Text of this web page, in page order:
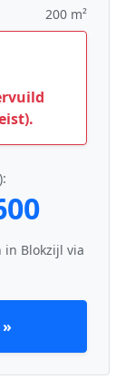
200 m²
in Blokzijl via